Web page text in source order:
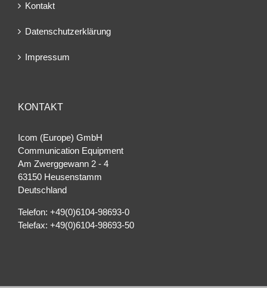
Kontakt
Datenschutzerklärung
Impressum
KONTAKT
Icom (Europe) GmbH
Communication Equipment
Am Zwerggewann 2 ‐ 4
63150 Heusenstamm
Deutschland
Telefon: +49(0)6104-98693-0
Telefax: +49(0)6104-98693-50